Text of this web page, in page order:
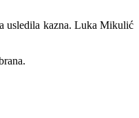
usledila kazna. Luka Mikulić